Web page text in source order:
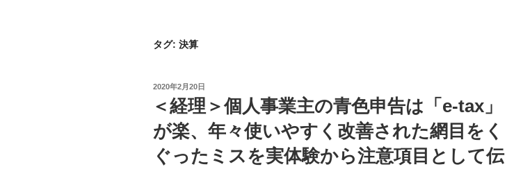
タグ: 決算
投
日:
2020年2月20日
＜経理＞個人事業主の青色申告は「e-tax」
が楽、年々使いやすく改善された網目をく
ぐったミスを実体験から注意項目として伝